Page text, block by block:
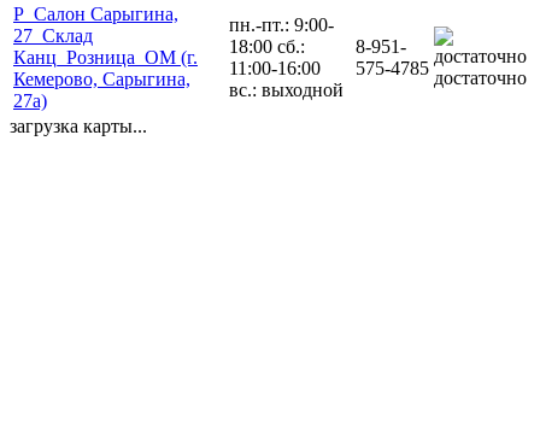
Р_Салон Сарыгина,
27_Склад
Канц_Розница_ОМ (г.
Кемерово, Сарыгина,
27а)
пн.-пт.: 9:00-
18:00 сб.:
11:00-16:00
вс.: выходной
8-951-
575-4785 достаточно
загрузка карты...